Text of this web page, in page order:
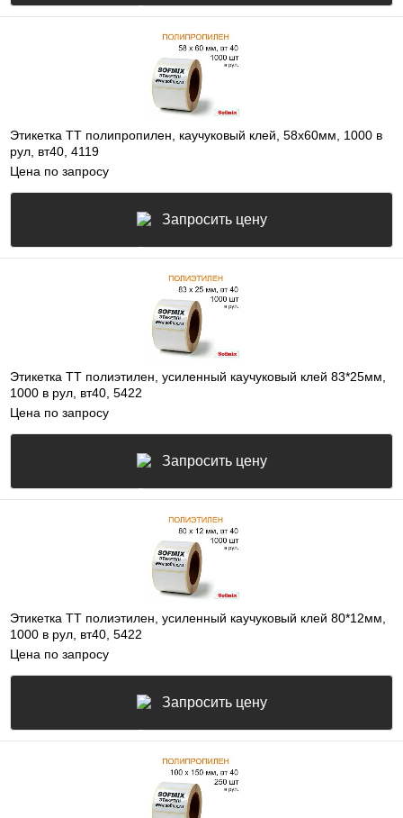
Этикетка ТТ полипропилен, каучуковый клей, 58х60мм, 1000 в
рул, вт40, 4119
Цена по запросу
Запросить цену
Этикетка ТТ полиэтилен, усиленный каучуковый клей 83*25мм,
1000 в рул, вт40, 5422
Цена по запросу
Запросить цену
Этикетка ТТ полиэтилен, усиленный каучуковый клей 80*12мм,
1000 в рул, вт40, 5422
Цена по запросу
Запросить цену